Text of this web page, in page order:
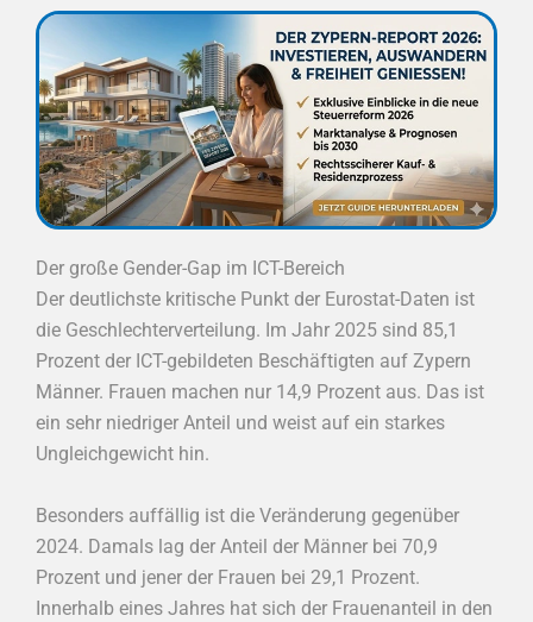
Der große Gender-Gap im ICT-Bereich
Der deutlichste kritische Punkt der Eurostat-Daten ist
die Geschlechterverteilung. Im Jahr 2025 sind 85,1
Prozent der ICT-gebildeten Beschäftigten auf Zypern
Männer. Frauen machen nur 14,9 Prozent aus. Das ist
ein sehr niedriger Anteil und weist auf ein starkes
Ungleichgewicht hin.
Besonders auffällig ist die Veränderung gegenüber
2024. Damals lag der Anteil der Männer bei 70,9
Prozent und jener der Frauen bei 29,1 Prozent.
Innerhalb eines Jahres hat sich der Frauenanteil in den